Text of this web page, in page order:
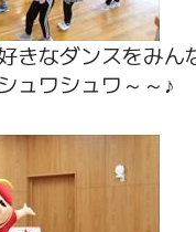
きなダンスをみん
ュワシュワ～～♪